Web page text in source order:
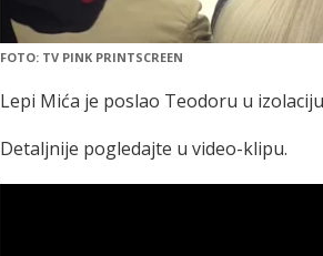
FOTO: TV PINK PRINTSCREEN
Lepi Mića je poslao Teodoru u
Detaljnije pogledajte u video-klipu.